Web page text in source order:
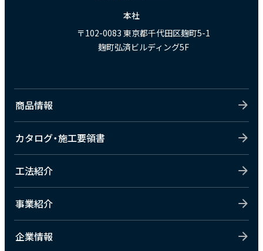
本社
〒102-0083 東京都千代田区麹町5-1
麹町弘済ビルディング5F
商品情報
カタログ・施工要領書
工法紹介
事業紹介
企業情報